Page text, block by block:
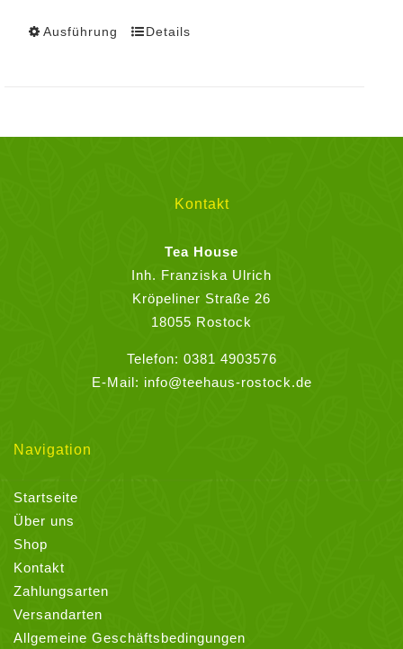
Ausführung
Dieses
Optionen
der
Produktseite
gewählt
Details
Kontakt
Tea House
Inh. Franziska Ulrich
Kröpeliner Straße 26
18055 Rostock
Telefon: 0381 4903576
E-Mail: info@teehaus-rostock.de
Navigation
Startseite
Über uns
Shop
Kontakt
Zahlungsarten
Versandarten
Allgemeine Geschäftsbedingungen